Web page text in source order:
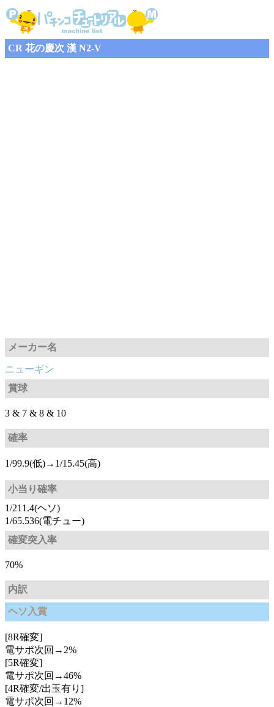
CR 花の慶次 漢 N2-V
メーカー名
ニューギン
賞球
3 & 7 & 8 & 10
確率
1/99.9(低)→1/15.45(高)
小当り確率
1/211.4(ヘソ)
1/65.536(電チュー)
確変突入率
70%
内訳
ヘソ入賞
[8R確変]
電サポ次回→2%
[5R確変]
電サポ次回→46%
[4R確変/出玉有り]
電サポ次回→12%